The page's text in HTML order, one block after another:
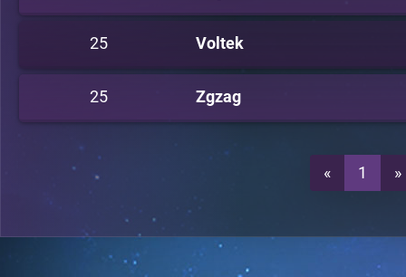
25 Voltek
25 Zgzag
« 1 »